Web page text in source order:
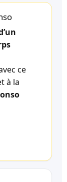
ce
à la